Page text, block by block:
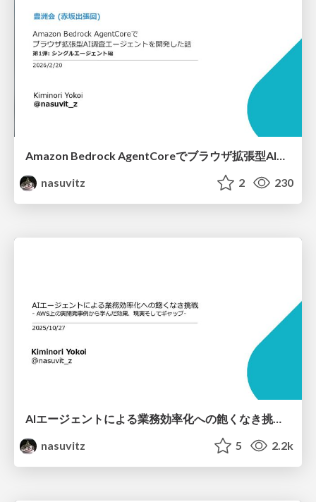
Amazon Bedrock AgentCoreでブラウザ拡張型AI調査エージェントを開発した話 (シングルエージェント編)
nasuvitz
2 230
nasuvitz
5 2.2k